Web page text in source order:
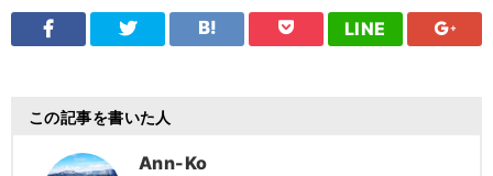
LINE
この記事を書いた人
Ann-Ko